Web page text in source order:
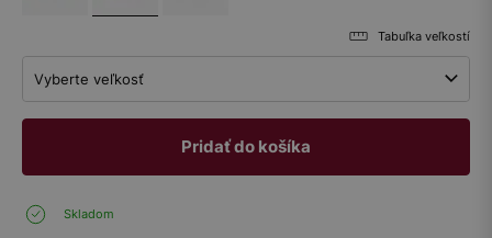
Tabuľka veľkostí
Vyberte veľkosť
Pridať do košíka
Skladom